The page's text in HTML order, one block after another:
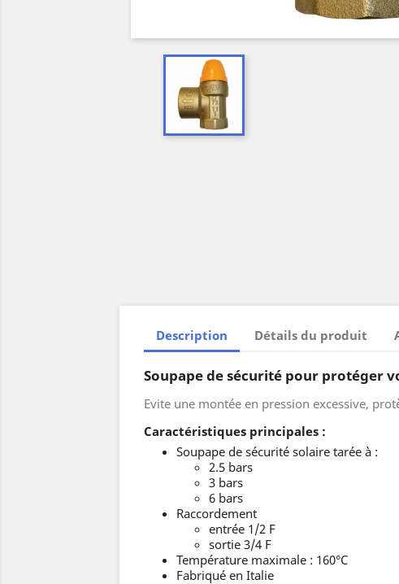
Description Détails du produit
Soupape de sécurité pour protéger
Evite une montée en pression excessive,
Caractéristiques principales :
Soupape de sécurité solaire tarée à :
2.5 bars
3 bars
6 bars
Raccordement
entrée 1/2 F
sortie 3/4 F
Température maximale : 160°C
Fabriqué en Italie